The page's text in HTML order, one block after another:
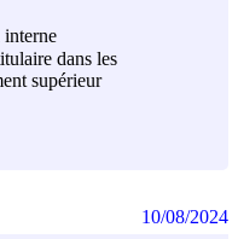
dans les
supérieur
10/08/2024